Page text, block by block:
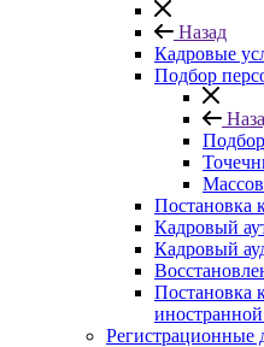
Назад
Кадровые
Подбор
Постановка
Кадровый
Кадровый
Постановка
Регистрационные